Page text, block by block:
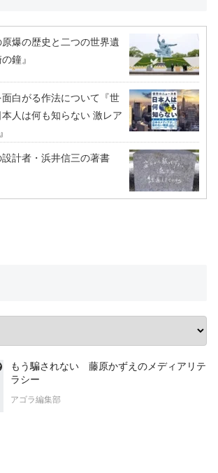
原爆の歴史と二つの世界遺
鐘』
白がる作法について『世
人は何も知らない 激レア
計者・浜井信三の著書
もう騙されない 藤原かずえのメディアリテ
ラシー
アゴラ編集部